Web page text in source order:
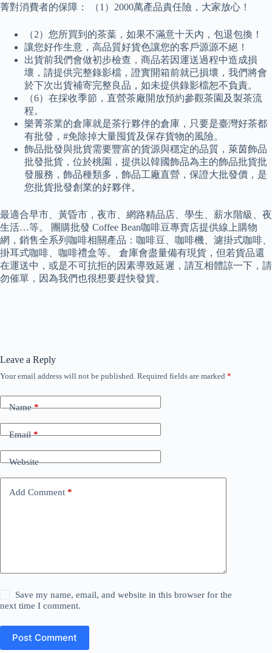
菁對消費者的保障： （1）2000萬產品責任險，大家放心！
（2）您所買到的茶葉，如果不滿意十天內，包退包換！
讓您好作生意，高品質好貨色讓您的客戶源源不絕！
出貨前我們會做初步檢查，商品若因運送過程中造成損
壞，請提供完整錄影檔，證實開箱前就已損壞，我們將會
於下次出貨補寄完整良品，如未提供錄影檔恕不負責。
（6）在採收季節，直營茶廠開放預約參觀茶園及製茶流
程。
樂菁茶業的倉庫就是茶行夥伴的倉庫，只要是臺灣好茶都
有批發，#免除掉大量囤貨及保存貨物的風險。
飾品批發與批貨需要豐富的貨源與穩定的品質，萊茵飾品
批發批貨，位於桃園，提供以韓國飾品為主的飾品批貨批
發服務，飾品種類多，飾品工廠直營，保證大批發價，是
您批貨批發創業的好夥伴。
最適合早市、黃昏市，夜市、網路精品店、學生、薪水階級、夜
生活…等。 團購批發 Coffee Bean咖啡豆專賣店提供線上購物
網，銷售全系列咖啡相關產品：咖啡豆、咖啡機、濾掛式咖啡、
掛耳式咖啡、咖啡禮盒等。 倉庫會盡量備有現貨，但若貨品還
在運送中，或是不可抗拒的因素導致延遲，請互相體諒一下，請
勿催單，因為我們也很想要趕快發貨。
Leave a Reply
Your email address will not be published. Required fields are marked *
Name*
Email*
Website
Add Comment *
Save my name, email, and website in this browser for the
next time I comment.
Post Comment